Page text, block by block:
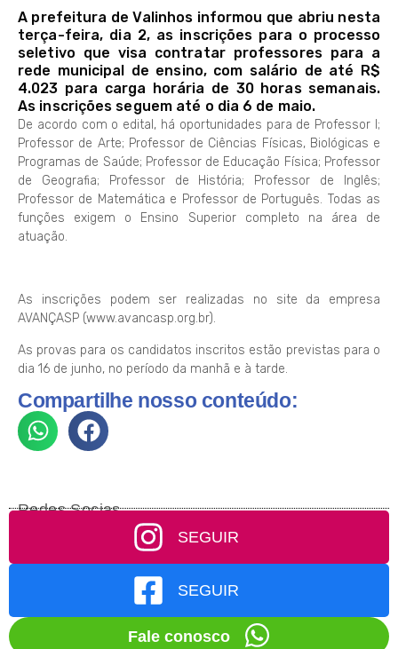
A prefeitura de Valinhos informou que abriu nesta
terça-feira, dia 2, as inscrições para o processo
seletivo que visa contratar professores para a
rede municipal de ensino, com salário de até R$
4.023 para carga horária de 30 horas semanais.
As inscrições seguem até o dia 6 de maio.
De acordo com o edital, há oportunidades para de Professor I;
Professor de Arte; Professor de Ciências Físicas, Biológicas e
Programas de Saúde; Professor de Educação Física; Professor
de Geografia; Professor de História; Professor de Inglês;
Professor de Matemática e Professor de Português. Todas as
funções exigem o Ensino Superior completo na área de
atuação.
As inscrições podem ser realizadas no site da empresa
AVANÇASP (www.avancasp.org.br).
As provas para os candidatos inscritos estão previstas para o
dia 16 de junho, no período da manhã e à tarde.
Compartilhe nosso conteúdo:
Redes Socias
SEGUIR
SEGUIR
Fale conosco